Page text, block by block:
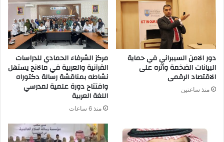
دور الامن السيبراني في حماية
البيانات الضخمة وأثره على
الاقتصاد الرقمى
منذ ساعتين
مركز الشرفاء الحمادي للدراسات
القرآنية والعربية في مالانج يستهل
نشاطه بمناقشة رسالة دكتوراه
وافتتاح دورة علمية لمدرسي
اللغة العربية
منذ 6 ساعات